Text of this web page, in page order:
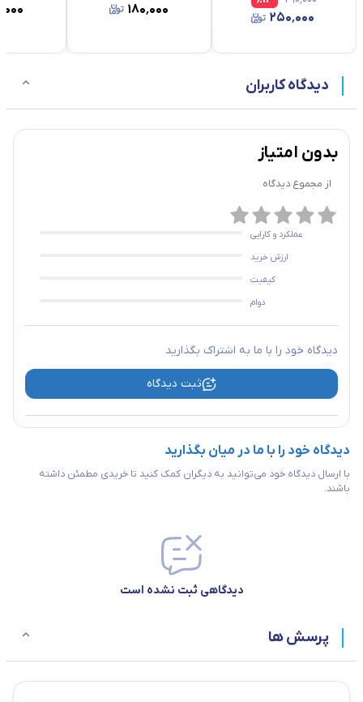
۲۵۰٬۰۰۰
۱۸۰٬۰۰۰
دیدگاه کاربران
بدون امتیاز
از مجموع دیدگاه
عملکرد و کارایی
ارزش خرید
کیفیت
دوام
دیدگاه خود را با ما به اشتراک بگذارید
ثبت دیدگاه
دیدگاه خود را با ما در میان بگذارید
با ارسال دیدگاه خود می‌توانید به دیگران کمک کنید تا خریدی مطمئن داشته
باشند.
دیدگاهی ثبت نشده است
پرسش ها